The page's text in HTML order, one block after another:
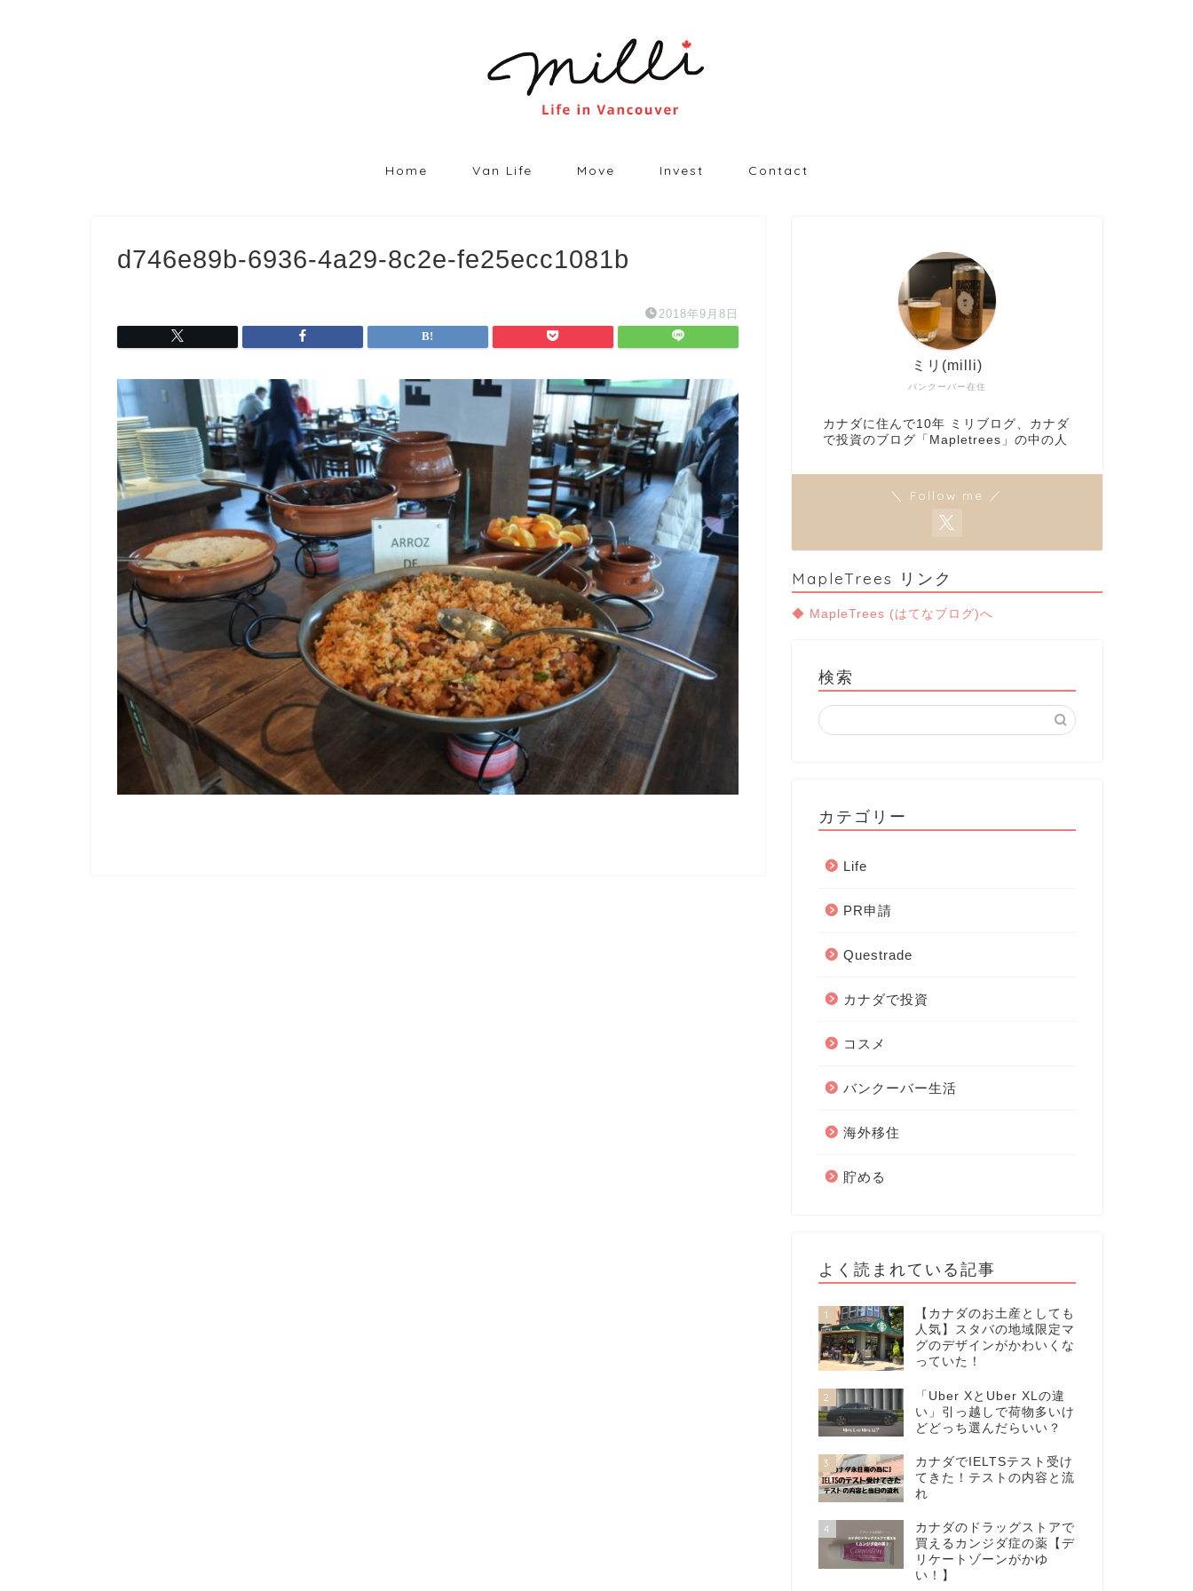
Home Van Life Move Invest Contact
d746e89b-6936-4a29-8c2e-fe25ecc1081b
2018年9月8日
バンクーバー在住
ミリ(milli)
カナダに住んで10年 ミリブログ、カナダ
で投資のブログ「Mapletrees」の中の人
＼ Follow me ／
MapleTrees リンク
◆ MapleTrees (はてなブログ)へ
検索
カテゴリー
Life
PR申請
Questrade
カナダで投資
コスメ
バンクーバー生活
海外移住
貯める
よく読まれている記事
1
【カナダのお土産としても
人気】スタバの地域限定マ
グのデザインがかわいくな
っていた！
2
「Uber XとUber XLの違
い」引っ越しで荷物多いけ
どどっち選んだらいい？
3
カナダでIELTSテスト受け
てきた！テストの内容と流
れ
4
カナダのドラッグストアで
買えるカンジダ症の薬【デ
リケートゾーンがかゆ
い！】